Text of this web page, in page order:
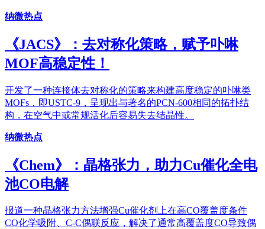
纳微热点
《JACS》：去对称化策略，赋予卟啉
MOF高稳定性！
开发了一种连接体去对称化的策略来构建高度稳定的卟啉类
MOFs，即USTC-9，呈现出与著名的PCN-600相同的拓扑结
构，在空气中或常规活化后容易失去结晶性。
纳微热点
《Chem》：晶格张力，助力Cu催化全电
池CO电解
报道一种晶格张力方法增强Cu催化剂上在高CO覆盖度条件
CO化学吸附、C-C偶联反应，解决了通常高覆盖度CO导致偶